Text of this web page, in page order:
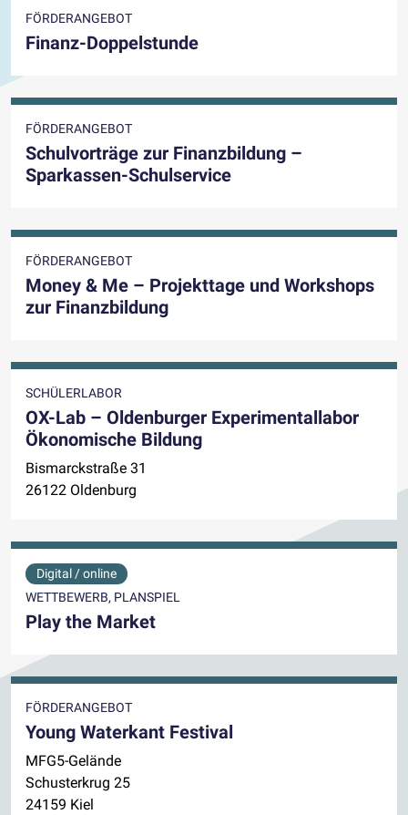
FÖRDERANGEBOT
Finanz-Doppelstunde
FÖRDERANGEBOT
Schulvorträge zur Finanzbildung –
Sparkassen-Schulservice
FÖRDERANGEBOT
Money & Me – Projekttage und Workshops
zur Finanzbildung
SCHÜLERLABOR
OX-Lab – Oldenburger Experimentallabor
Ökonomische Bildung
Bismarckstraße 31
26122 Oldenburg
Digital / online
WETTBEWERB, PLANSPIEL
Play the Market
FÖRDERANGEBOT
Young Waterkant Festival
MFG5-Gelände
Schusterkrug 25
24159 Kiel